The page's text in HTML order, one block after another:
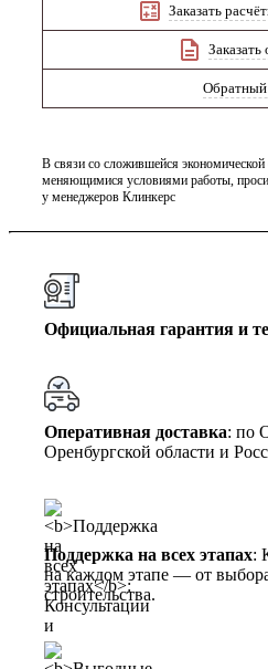
Заказать
Заказать
Обратный
В связи со сложившейся экономической
меняющимися условиями работы,
у менеджеров Клинкерс
Официальная гарантия и
Оперативная доставка: по
Оренбургской области и
Поддержка на всех этапах:
на каждом этапе — от
строительства.